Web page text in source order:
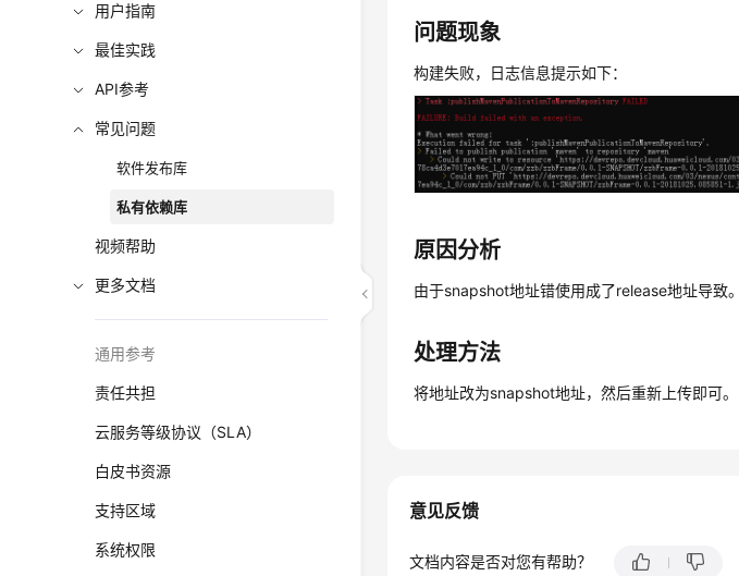
用户指南
最佳实践
API参考
常见问题
软件发布库
私有依赖库
视频帮助
更多文档
通用参考
责任共担
云服务等级协议（SLA）
白皮书资源
支持区域
系统权限
问题现象
构建失败，日志信息提示如下：
原因分析
由于snapshot地址错使用成了release地址导致。
处理方法
将地址改为snapshot地址，然后重新上传即可。
意见反馈
文档内容是否对您有帮助？